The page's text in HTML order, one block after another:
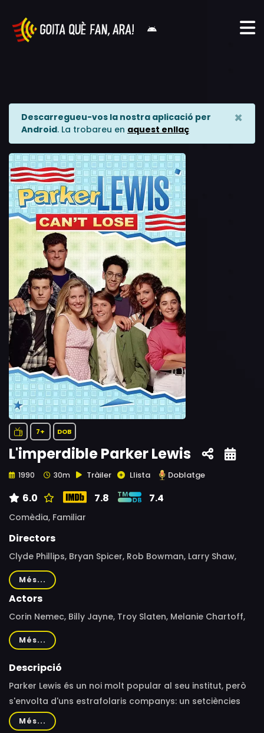
Descarregueu-vos la nostra aplicació per
Android. La trobareu en aquest enllaç
×
7+ DOB
L'imperdible Parker Lewis
1990 30m Tràiler Llista Doblatge
6.0 7.8 7.4
Comèdia, Familiar
Directors
Clyde Phillips, Bryan Spicer, Rob Bowman, Larry Shaw,
Jeffrey Melman, Max Tash, Mike Finney, Andy Tennant,
Mark Jean
Més...
Actors
Corin Nemec, Billy Jayne, Troy Slaten, Melanie Chartoff,
Maia Brewton, Abraham Benrubi, Timothy Stack, Mary
Ellen Trainor, John Pinette, Jennifer Guthrie
Més...
Descripció
Parker Lewis és un noi molt popular al seu institut, però
s'envolta d'uns estrafolaris companys: un setciències
amb ulleres de cul de got i un rocker incombustible.
Més...